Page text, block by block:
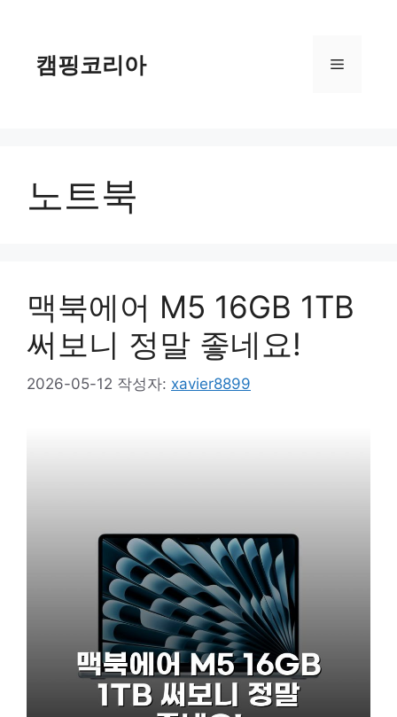
캠핑코리아 메
노트북
맥북에어 M5 16GB 1TB
써보니 정말 좋네요!
2026-05-12 작성자: xavier8899